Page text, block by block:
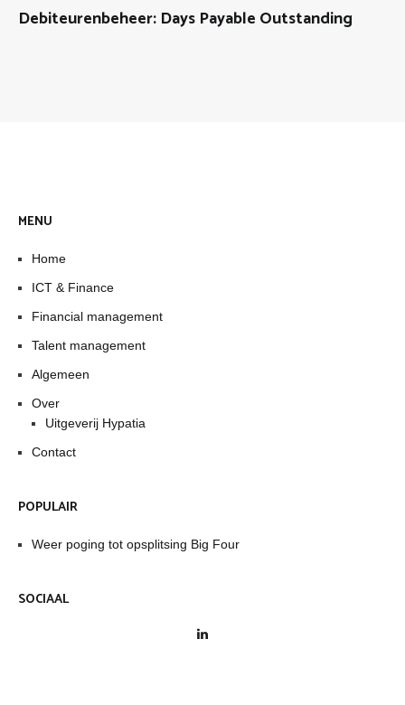
Debiteurenbeheer: Days Payable Outstanding
MENU
Home
ICT & Finance
Financial management
Talent management
Algemeen
Over
Uitgeverij Hypatia
Contact
POPULAIR
Weer poging tot opsplitsing Big Four
SOCIAAL